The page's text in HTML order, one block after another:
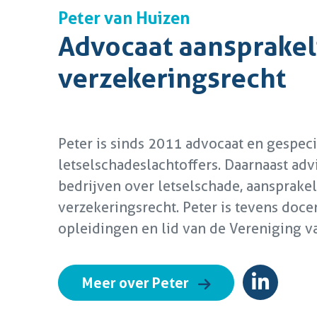
Peter van Huizen
Advocaat
verzekeringsrecht
Peter is sinds 2011 advocaat en
letselschadeslachtoffers. Daarnaast
bedrijven over letselschade,
verzekeringsrecht. Peter is tevens
opleidingen en lid van de Vereniging
Meer over Peter